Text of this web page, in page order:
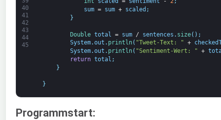
40
41
42
43
44
45
sum = sum + scaled ;
}
Double total = sum / sentences . size( ) ;
System.out . println( "Tweet-Text: " +
System.out . println( "Sentiment-Wert: " +
return total ;
}
}
Programmstart: